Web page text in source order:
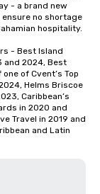
- a brand new
no shortage
hospitality.
- Best Island
and 2024, Best
of Cvent’s Top
Helms Briscoe
Caribbean’s
in 2020 and
Travel in 2019 and
and Latin